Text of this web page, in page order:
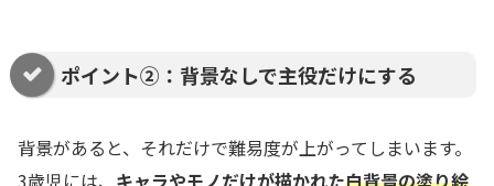
ポイント②：背景なしで主役だけにする
背景があると、それだけで難易度が上がってしまいます。
3歳児には、 キャラやモノだけが描かれた白背景の塗り絵